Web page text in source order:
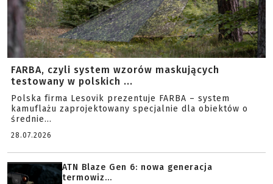
FARBA, czyli system wzorów maskujących
testowany w polskich ...
Polska firma Lesovik prezentuje FARBA – system
kamuflażu zaprojektowany specjalnie dla obiektów o
średnie...
28.07.2026
ATN Blaze Gen 6: nowa generacja
termowiz...